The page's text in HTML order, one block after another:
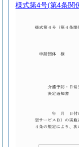
様式第4号(第4条関